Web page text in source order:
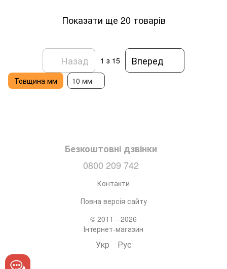
Показати ще 20 товарів
Назад 1 з 15 Вперед
Товщина мм 10 мм
Безкоштовні дзвінки
0800 209 742
Контакти
Повна версія сайту
© 2011—2026
Інтернет-магазин
Укр Рус